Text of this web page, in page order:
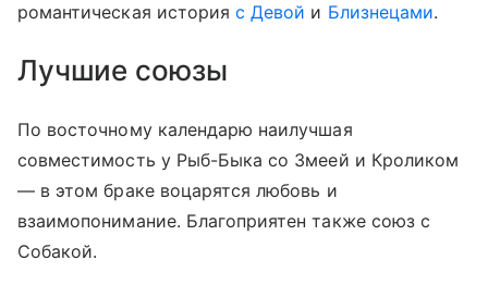
романтическая историяс Девой и Близнецами.
Лучшие союзы
По восточному календарю наилучшая
совместимость у Рыб-Быка со Змеей и Кроликом
— в этом браке воцарятся любовь и
взаимопонимание. Благоприятен также союз с
Собакой.